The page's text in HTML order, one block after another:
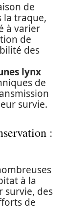
de
la traque,
à varier
de
des
lynx
de
survie.
:
à la
survie, des
de